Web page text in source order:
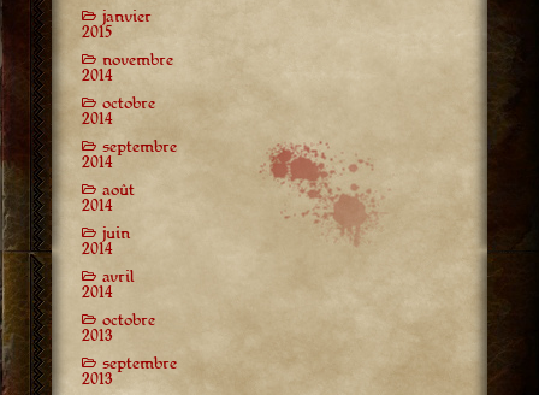
janvier
2015
novembre
2014
octobre
2014
septembre
2014
août
2014
juin
2014
avril
2014
octobre
2013
septembre
2013